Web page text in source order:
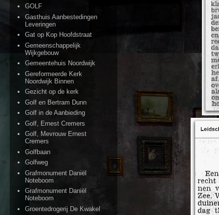
GOLF
Gasthuis Aanbestedingen
Leveringen
Gat op Kop Hoofdstraat
Gemeenschappelijk
Wijkgebouw
Gemeentehuis Noordwijk
Gereformeerde Kerk
Noordwijk Binnen
Gezicht op de kerk
Golf en Bertram Dunn
Golf in de Aanbieding
Golf, Ernest Cremers
Golf, Mevrouw Ernest
Cremers
Golfbaan
Golfweg
Grafmonument Daniël
Noteboom
Grafmonument Daniël
Noteboom
Groentedrogerij De Kwakel